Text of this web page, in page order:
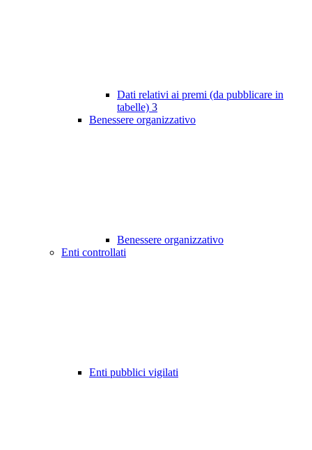
Dati relativi ai premi (da pubblicare in
tabelle) 3
Benessere organizzativo
Benessere organizzativo
Enti controllati
Enti pubblici vigilati